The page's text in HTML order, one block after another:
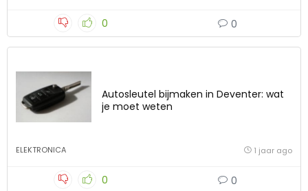
0 0
Autosleutel bijmaken in Deventer: wat
je moet weten
ELEKTRONICA 1 jaar ago
0 0